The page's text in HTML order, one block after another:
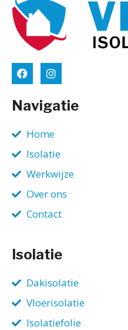
Navigatie
Home
Isolatie
Werkwijze
Over ons
Contact
Isolatie
Dakisolatie
Vloerisolatie
Isolatiefolie